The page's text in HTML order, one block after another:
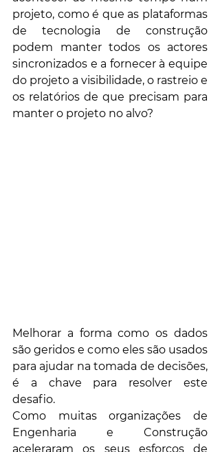
projeto, como é que as plataformas
de tecnologia de construção
podem manter todos os actores
sincronizados e a fornecer à equipe
do projeto a visibilidade, o rastreio e
os relatórios de que precisam para
manter o projeto no alvo?
Melhorar a forma como os dados
são geridos e como eles são usados
​​para ajudar na tomada de decisões,
é a chave para resolver este
desafio.
Como muitas organizações de
Engenharia e Construção
aceleraram os seus esforços de